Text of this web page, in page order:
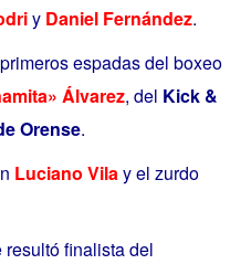
y Daniel Fernández.
espadas del boxeo
Álvarez, del Kick &
Orense.
Luciano Vila y el zurdo
resultó finalista del